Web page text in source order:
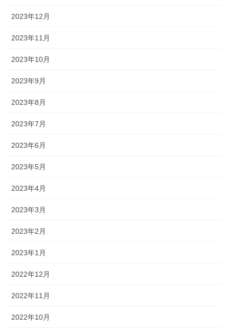
2023年12月
2023年11月
2023年10月
2023年9月
2023年8月
2023年7月
2023年6月
2023年5月
2023年4月
2023年3月
2023年2月
2023年1月
2022年12月
2022年11月
2022年10月